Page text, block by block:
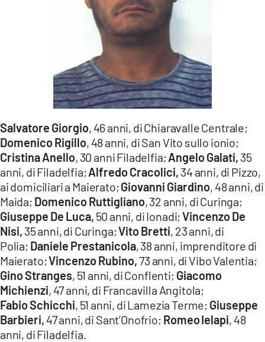
Salvatore Giorgio, 46 anni, di Chiaravalle Centrale;
DomenicoRigillo, 48 anni, di San Vito sullo ionio;
Cristina Anello, 30 anni Filadelfia;AngeloGalati, 35
anni, di Filadelfia;AlfredoCracolici, 34 anni, di Pizzo,
ai domiciliari a Maierato;Giovanni Giardino, 48 anni, di
Maida; DomenicoRuttigliano, 32 anni, di Curinga;
Giuseppe De Luca, 50 anni, di Ionadi;VincenzoDe
Nisi, 35 anni, di Curinga;VitoBretti, 23 anni, di
Polia; Daniele Prestanicola, 38 anni, imprenditore di
Maierato;Vincenzo Rubino,73 anni, di Vibo Valentia;
GinoStranges, 51 anni, di Conflenti; Giacomo
Michienzi, 47 anni, di Francavilla Angitola;
FabioSchicchi, 51 anni, di Lamezia Terme; Giuseppe
Barbieri, 47 anni, di Sant’Onofrio; RomeoIelapi, 48
anni, di Filadelfia.